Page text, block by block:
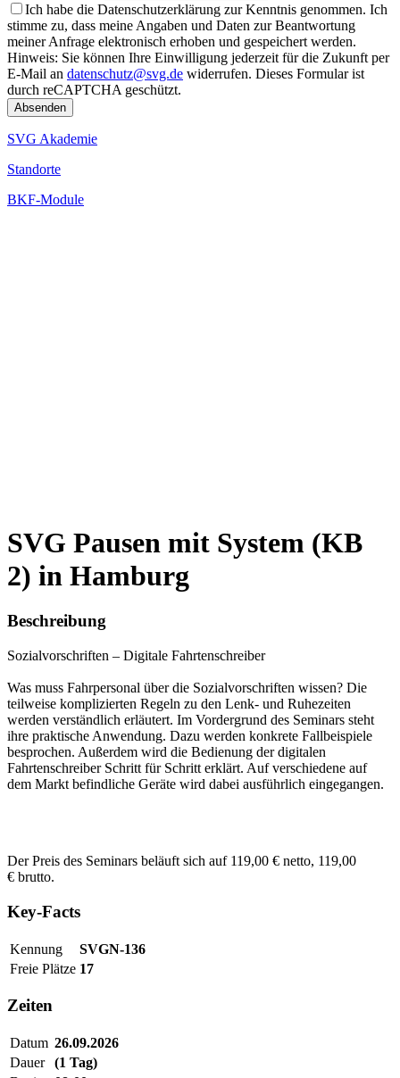
Ich habe die Datenschutzerklärung zur Kenntnis genommen. Ich
stimme zu, dass meine Angaben und Daten zur Beantwortung
meiner Anfrage elektronisch erhoben und gespeichert werden.
Hinweis: Sie können Ihre Einwilligung jederzeit für die Zukunft per
E-Mail an datenschutz@svg.de widerrufen. Dieses Formular ist
durch reCAPTCHA geschützt.
SVG Akademie
Standorte
BKF-Module
SVG Pausen mit System (KB
2) in Hamburg
Beschreibung
Sozialvorschriften – Digitale Fahrtenschreiber
Was muss Fahrpersonal über die Sozialvorschriften wissen? Die
teilweise komplizierten Regeln zu den Lenk- und Ruhezeiten
werden verständlich erläutert. Im Vordergrund des Seminars steht
ihre praktische Anwendung. Dazu werden konkrete Fallbeispiele
besprochen. Außerdem wird die Bedienung der digitalen
Fahrtenschreiber Schritt für Schritt erklärt. Auf verschiedene auf
dem Markt befindliche Geräte wird dabei ausführlich eingegangen.
Der Preis des Seminars beläuft sich auf 119,00 € netto, 119,00
€ brutto.
Key-Facts
Kennung
SVGN-136
Freie Plätze 17
Zeiten
Datum 26.09.2026
Dauer
(1 Tag)